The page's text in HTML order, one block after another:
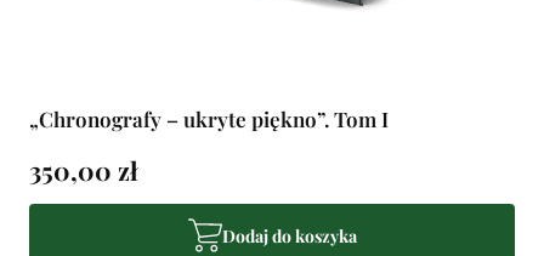
„Chronografy – ukryte piękno”. Tom I
350,00 zł
Dodaj do koszyka